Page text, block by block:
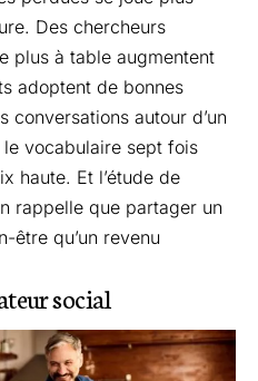
Des chercheurs
plus à table augmentent
adoptent de bonnes
conversations autour d’un
vocabulaire sept fois
haute. Et l’étude de
rappelle que partager un
être qu’un revenu
social